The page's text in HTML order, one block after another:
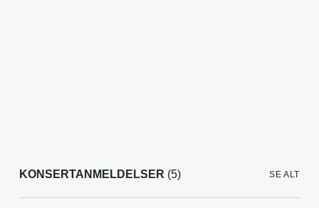
KONSERTANMELDELSER (5) SE ALT